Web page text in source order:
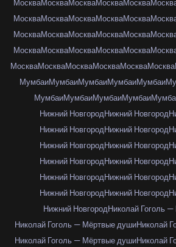
МоскваМоскваМоскваМоскваМосква
МоскваМоскваМоскваМоскваМосква
МоскваМоскваМоскваМоскваМосква
МоскваМоскваМоскваМоскваМосква
МоскваМоскваМоскваМоскваМоскваМосква
МумбаиМумбаиМумбаиМумбаиМумбаи
МумбаиМумбаиМумбаиМумбаи
Нижний НовгородНижний Новгород
Нижний НовгородНижний Новгород
Нижний НовгородНижний Новгород
Нижний НовгородНижний Новгород
Нижний НовгородНижний Новгород
Нижний НовгородНижний Новгород
Нижний НовгородНиколай Гоголь
Николай Гоголь — Мёртвые душиНиколай
Николай Гоголь — Мёртвые душиНиколай